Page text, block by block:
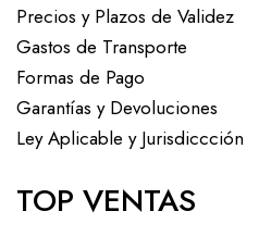
Precios y Plazos de Validez
Gastos de Transporte
Formas de Pago
Garantías y Devoluciones
Ley Aplicable y Jurisdiccción
TOP VENTAS